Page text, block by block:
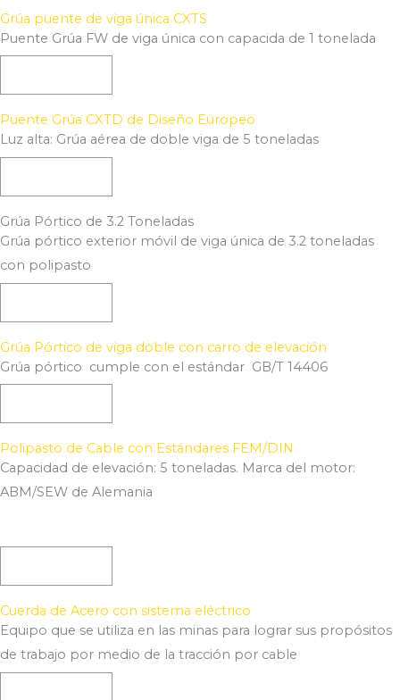
Grúa puente de viga única CXTS
Puente Grúa FW de viga única con capacida de 1 tonelada
Puente Grúa CXTD de Diseño Europeo
Luz alta: Grúa aérea de doble viga de 5 toneladas
Grúa Pórtico de 3.2 Toneladas
Grúa pórtico exterior móvil de viga única de 3.2 toneladas
con polipasto
Grúa Pórtico de viga doble con carro de elevación
Grúa pórtico cumple con el estándar GB/T 14406
Polipasto de Cable con Estándares FEM/DIN
Capacidad de elevación: 5 toneladas. Marca del motor:
ABM/SEW de Alemania
Cuerda de Acero con sistema eléctrico
Equipo que se utiliza en las minas para lograr sus propósitos
de trabajo por medio de la tracción por cable